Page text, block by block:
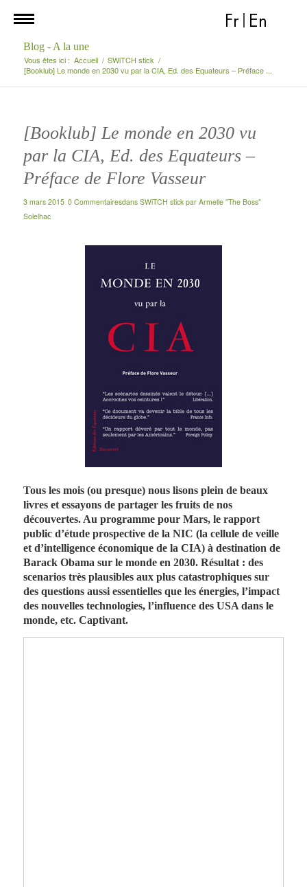
Fr En
Blog - A la une
Vous êtes ici : Accueil / SWiTCH stick /
[Booklub] Le monde en 2030 vu par la CIA, Ed. des Equateurs – Préface ...
[Booklub] Le monde en 2030 vu
par la CIA, Ed. des Equateurs –
Préface de Flore Vasseur
3 mars 2015 0 Commentairesdans SWiTCH stick par Armelle "The Boss"
Solelhac
Tous les mois (ou presque) nous lisons plein de beaux
livres et essayons de partager les fruits de nos
découvertes. Au programme pour Mars, le rapport
public d’étude prospective de la NIC (la cellule de veille
et d’intelligence économique de la CIA) à destination de
Barack Obama sur le monde en 2030. Résultat : des
scenarios très plausibles aux plus catastrophiques sur
des questions aussi essentielles que les énergies, l’impact
des nouvelles technologies, l’influence des USA dans le
monde, etc. Captivant.